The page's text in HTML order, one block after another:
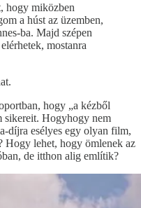
hogy miközben
a húst az üzemben,
ba. Majd szépen
mostanra
hogy „a kézből
sikereit. Hogyhogy nem
díjra esélyes egy olyan film,
Hogy lehet, hogy ömlenek az
de itthon alig említik?